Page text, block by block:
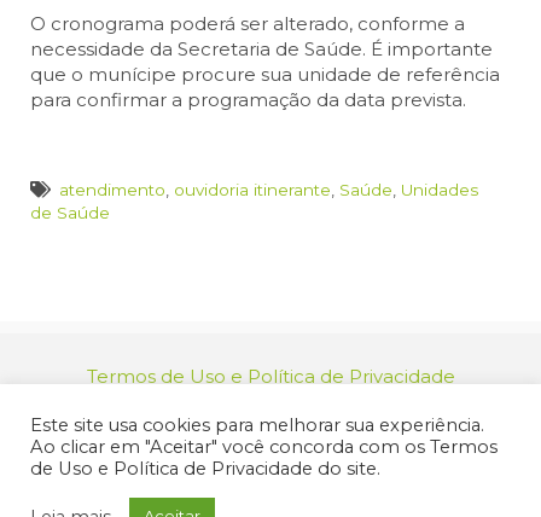
O cronograma poderá ser alterado, conforme a
necessidade da Secretaria de Saúde. É importante
que o munícipe procure sua unidade de referência
para confirmar a programação da data prevista.
atendimento ouvidoria itinerante Saúde Unidades
de Saúde
Termos de Uso e Política de Privacidade
46.694.139/0001-83 | (12) 3955-9000
Endereço: Praça dos Três Poderes, 73 - Centro -
Jacareí/SP - CEP 12327-170
Este site usa cookies para melhorar sua experiência.
Ao clicar em "Aceitar" você concorda com os Termos
de Uso e Política de Privacidade do site.